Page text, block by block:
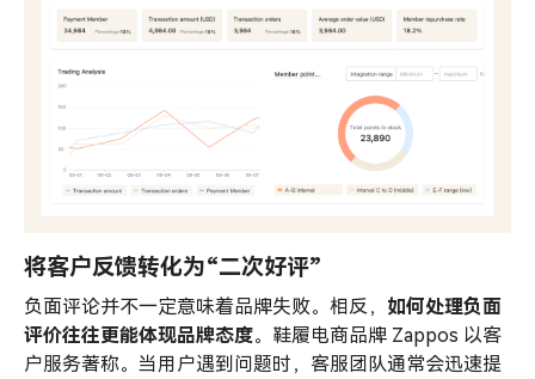
将客户反馈转化为“二次好评”
负面评论并不一定意味着品牌失败。相反， 如何处理负面
评价往往更能体现品牌态度。鞋履电商品牌 Zappos 以客
户服务著称。当用户遇到问题时，客服团队通常会迅速提